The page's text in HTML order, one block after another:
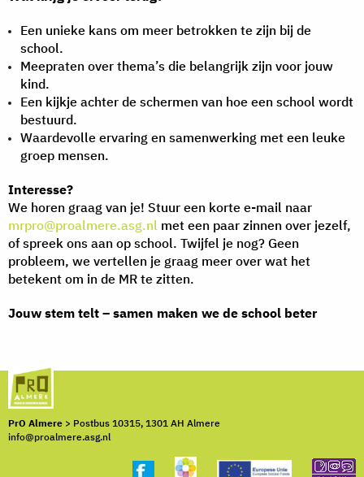
Een unieke kans om meer betrokken te zijn bij de
school.
Meepraten over thema’s die belangrijk zijn voor jouw
kind.
Een kijkje achter de schermen van hoe een school wordt
bestuurd.
Waardevolle ervaring en samenwerking met een leuke
groep mensen.
Interesse?
We horen graag van je! Stuur een korte e-mail naar
mrpro@proalmere.asg.nl met een paar zinnen over jezelf,
of spreek ons aan op school. Twijfel je nog? Geen
probleem, we vertellen je graag meer over wat het
betekent om in de MR te zitten.
Jouw stem telt – samen maken we de school beter
PrO Almere > Postbus 10315, 1301 AH Almere
info@proalmere.asg.nl